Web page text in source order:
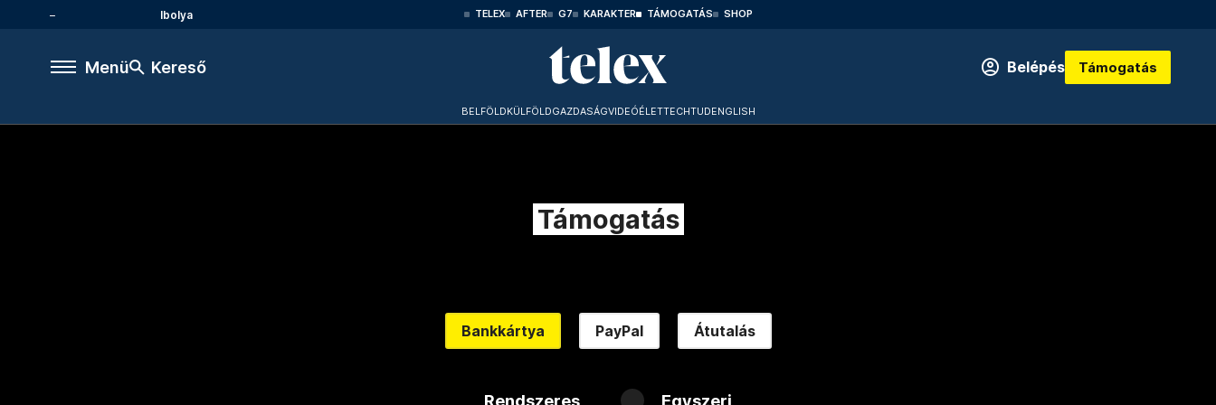
Ibolya TELEX AFTER G7 KARAKTER TÁMOGATÁS SHOP
Menü Kereső Belépés Támogatás
BELFÖLDKÜLFÖLDGAZDASÁGVIDEÓÉLETTECHTUDENGLISH
Támogatás
Bankkártya PayPal Átutalás
Rendszeres Egyszeri